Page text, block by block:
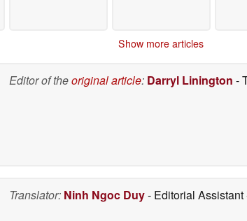
Show more articles
Editor of theoriginal article: Darryl Linington -
Translator: Ninh Ngoc Duy- Editorial Assistant